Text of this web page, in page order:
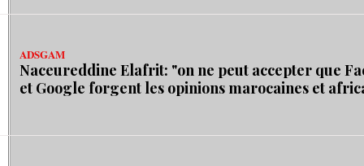
ADSGAM
Naceureddine Elafrit: "on ne peut accepter que
et Google forgent les opinions marocaines et